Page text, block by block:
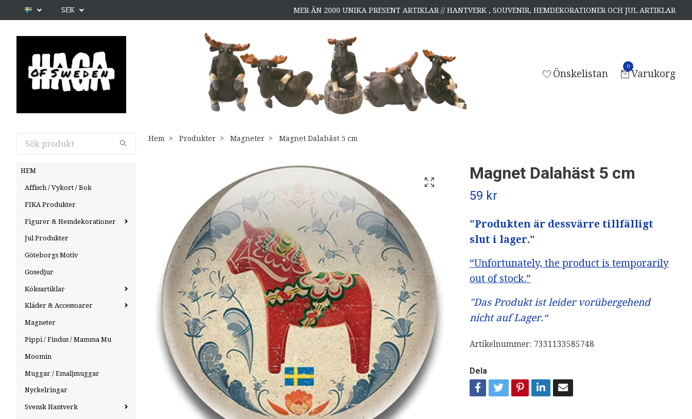
SEK MER ÄN 2000 UNIKA PRESENT ARTIKLAR // HANTVERK , SOUVENIR, HEMDEKORATIONER OCH JUL ARTIKLAR
Önskelistan
0
Varukorg
HEM
Affisch / Vykort / Bok
FIKA Produkter
Figurer & Hemdekorationer
Jul Produkter
Göteborgs Motiv
Gosedjur
Köksartiklar
Kläder & Accessoarer
Magneter
Pippi / Findus / Mamma Mu
Moomin
Muggar / Emaljmuggar
Nyckelringar
Svensk Hantverk
Hem Produkter Magneter Magnet Dalahäst 5 cm
Magnet Dalahäst 5 cm
59 kr
"Produkten är dessvärre tillfälligt
slut i lager."
“Unfortunately, the product is temporarily
out of stock.”
"Das Produkt ist leider vorübergehend
nicht auf Lager.“
Artikelnummer: 7331133585748
Dela